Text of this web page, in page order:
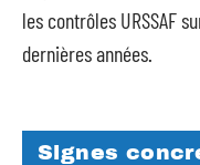
les contrôles URSSAF
dernières années.
Signes